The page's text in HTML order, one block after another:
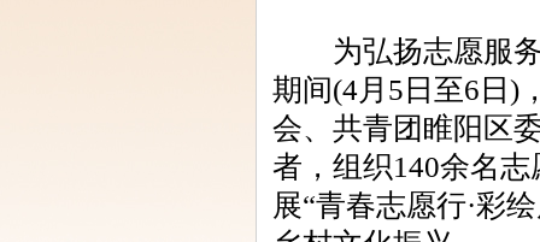
为弘扬志愿服务
期间(4月5日至6日)
会、共青团睢阳区
者，组织140余名
展“青春志愿行·彩